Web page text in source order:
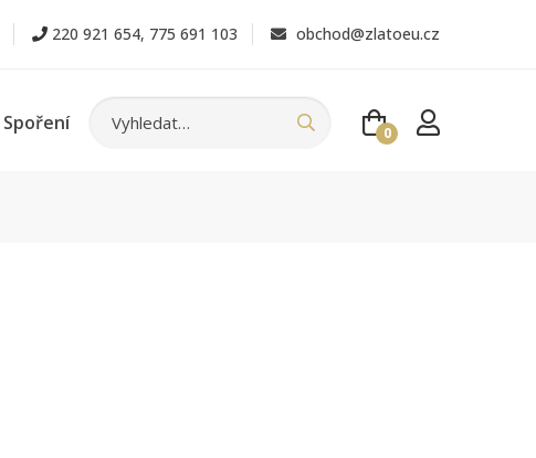
220 921 654, 775 691 103 obchod@zlatoeu.cz
Spoření 0